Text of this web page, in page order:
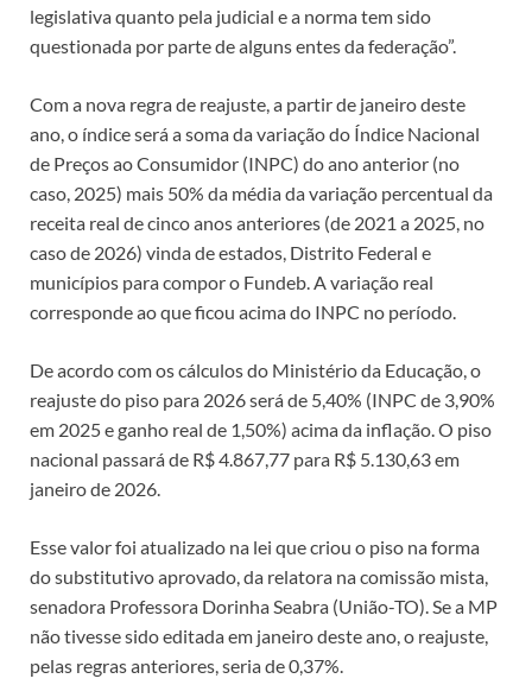
legislativa quanto pela judicial e a norma tem sido
questionada por parte de alguns entes da federação”.
Com a nova regra de reajuste, a partir de janeiro deste
ano, o índice será a soma da variação do Índice Nacional
de Preços ao Consumidor (INPC) do ano anterior (no
caso, 2025) mais 50% da média da variação percentual da
receita real de cinco anos anteriores (de 2021 a 2025, no
caso de 2026) vinda de estados, Distrito Federal e
municípios para compor o Fundeb. A variação real
corresponde ao que ficou acima do INPC no período.
De acordo com os cálculos do Ministério da Educação, o
reajuste do piso para 2026 será de 5,40% (INPC de 3,90%
em 2025 e ganho real de 1,50%) acima da inflação. O piso
nacional passará de R$ 4.867,77 para R$ 5.130,63 em
janeiro de 2026.
Esse valor foi atualizado na lei que criou o piso na forma
dosubstitutivoaprovado, da relatora na comissão mista,
senadora Professora Dorinha Seabra (União-TO). Se a MP
não tivesse sido editada em janeiro deste ano, o reajuste,
pelas regras anteriores, seria de 0,37%.